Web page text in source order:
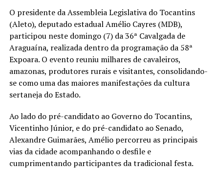
O presidente da Assembleia Legislativa do Tocantins
(Aleto), deputado estadual Amélio Cayres (MDB),
participou neste domingo (7) da 36ª Cavalgada de
Araguaína, realizada dentro da programação da 58ª
Expoara. O evento reuniu milhares de cavaleiros,
amazonas, produtores rurais e visitantes, consolidando-
se como uma das maiores manifestações da cultura
sertaneja do Estado.
Ao lado do pré-candidato ao Governo do Tocantins,
Vicentinho Júnior, e do pré-candidato ao Senado,
Alexandre Guimarães, Amélio percorreu as principais
vias da cidade acompanhando o desfile e
cumprimentando participantes da tradicional festa.